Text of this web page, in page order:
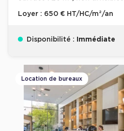
Loyer : 650 € HT/HC/m²/an
Disponibilité : Immédiate
Location de bureaux